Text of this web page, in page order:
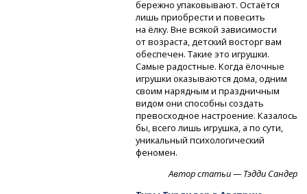
бережно упаковывают. Остаётся
лишь приобрести и повесить
на ёлку. Вне всякой зависимости
от возраста, детский восторг вам
обеспечен. Такие это игрушки.
Самые радостные. Когда ёлочные
игрушки оказываются дома, одним
своим нарядным и праздничным
видом они способны создать
превосходное настроение. Казалось
бы, всего лишь игрушка, а по сути,
уникальный психологический
феномен.
Автор статьи — Тэдди Сандер